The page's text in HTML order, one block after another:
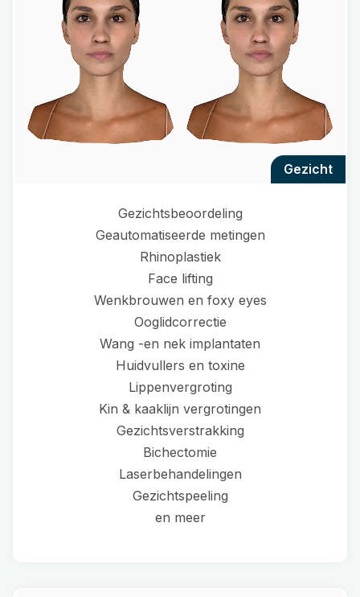
gezicht
Gezichtsbeoordeling
Geautomatiseerde metingen
Rhinoplastiek
Face lifting
Wenkbrouwen en foxy eyes
Ooglidcorrectie
Wang -en nek implantaten
Huidvullers en toxine
Lippenvergroting
Kin & kaaklijn vergrotingen
Gezichtsverstrakking
Bichectomie
Laserbehandelingen
Gezichtspeeling
en meer